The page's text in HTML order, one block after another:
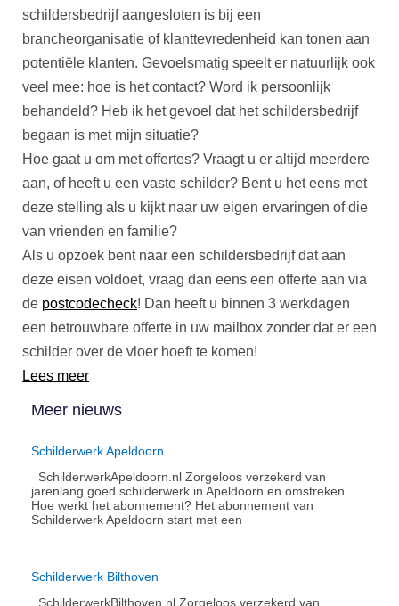
schildersbedrijf aangesloten is bij een
brancheorganisatie of klanttevredenheid kan tonen aan
potentiële klanten. Gevoelsmatig speelt er natuurlijk ook
veel mee: hoe is het contact? Word ik persoonlijk
behandeld? Heb ik het gevoel dat het schildersbedrijf
begaan is met mijn situatie?
Hoe gaat u om met offertes? Vraagt u er altijd meerdere
aan, of heeft u een vaste schilder? Bent u het eens met
deze stelling als u kijkt naar uw eigen ervaringen of die
van vrienden en familie?
Als u opzoek bent naar een schildersbedrijf dat aan
deze eisen voldoet, vraag dan eens een offerte aan via
de postcodecheck! Dan heeft u binnen 3 werkdagen
een betrouwbare offerte in uw mailbox zonder dat er een
schilder over de vloer hoeft te komen!
Lees meer
Meer nieuws
Schilderwerk Apeldoorn
SchilderwerkApeldoorn.nl Zorgeloos verzekerd van
jarenlang goed schilderwerk in Apeldoorn en omstreken
Hoe werkt het abonnement?​ Het abonnement van
Schilderwerk Apeldoorn start met een
Schilderwerk Bilthoven
SchilderwerkBilthoven.nl Zorgeloos verzekerd van